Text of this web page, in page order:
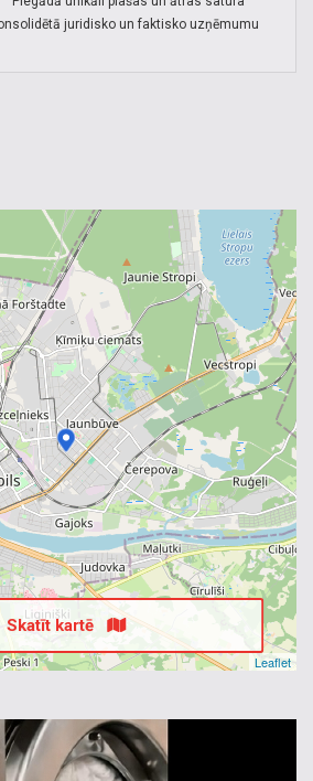
juridisko un faktisko uzņēmumu
Leaflet
Skatīt kartē